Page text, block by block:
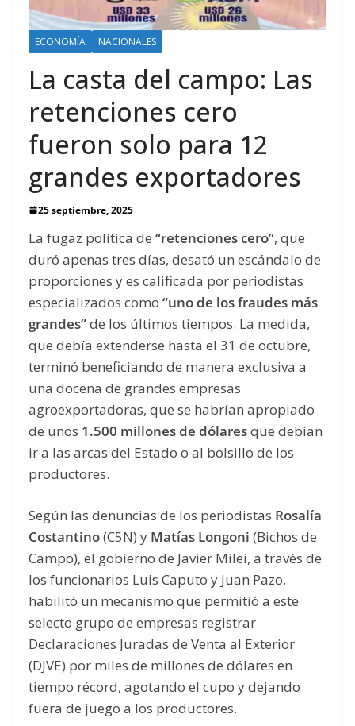
ECONOMÍA NACIONALES
La casta del campo: Las
retenciones cero
fueron solo para 12
grandes exportadores
25 septiembre, 2025
La fugaz política de “retenciones cero”, que
duró apenas tres días, desató un escándalo de
proporciones y es calificada por periodistas
especializados como “uno de los fraudes más
grandes”de los últimos tiempos. La medida,
que debía extenderse hasta el 31 de octubre,
terminó beneficiando de manera exclusiva a
una docena de grandes empresas
agroexportadoras, que se habrían apropiado
de unos 1.500 millones de dólaresque debían
ir a las arcas del Estado o al bolsillo de los
productores.
Según las denuncias de los periodistas Rosalía
Costantino(C5N) y Matías Longoni (Bichos de
Campo), el gobierno de Javier Milei, a través de
los funcionarios Luis Caputo y Juan Pazo,
habilitó un mecanismo que permitió a este
selecto grupo de empresas registrar
Declaraciones Juradas de Venta al Exterior
(DJVE) por miles de millones de dólares en
tiempo récord, agotando el cupo y dejando
fuera de juego a los productores.